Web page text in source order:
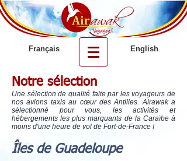
Français English
Îles de Guadeloupe
Notre sélection
Une sélection de qualité faite par les voyageurs de
nos avions taxis au cœur des Antilles. Airawak a
sélectionné pour vous, les activités et
hébergements les plus marquants de la Caraïbe à
moins d'une heure de vol de Fort-de-France !